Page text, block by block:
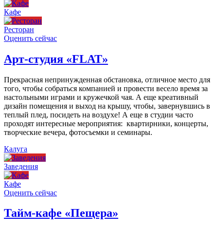
Кафе
Ресторан
Оценить сейчас
Арт-студия «FLAT»
Прекрасная непринужденная обстановка, отличное место для
того, чтобы собраться компанией и провести весело время за
настольными играми и кружечкой чая. А еще креативный
дизайн помещения и выход на крышу, чтобы, завернувшись в
теплый плед, посидеть на воздухе! А еще в студии часто
проходят интересные мероприятия: квартирники, концерты,
творческие вечера, фотосъемки и семинары.
Калуга
Заведения
Кафе
Оценить сейчас
Тайм-кафе «Пещера»